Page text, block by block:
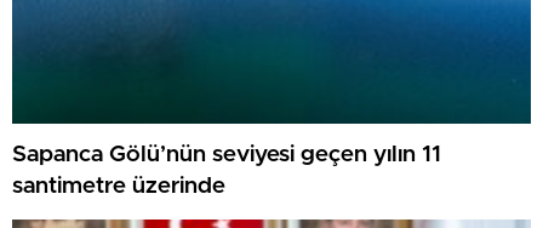
Sapanca Gölü’nün seviyesi geçen yılın 11
santimetre üzerinde